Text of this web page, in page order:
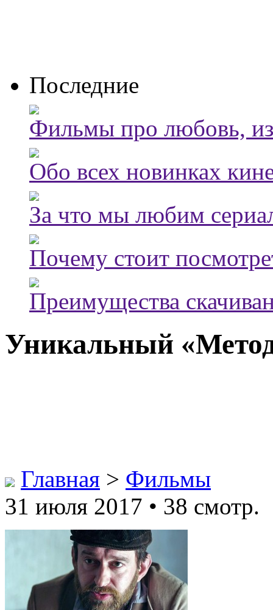
Последние
Фильмы про любовь,
Обо всех новинках
За что мы любим
Почему стоит
Преимущества
Уникальный
Главная > Фильмы
31 июля 2017 • 38 смотр.